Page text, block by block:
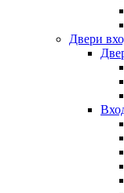
Двери